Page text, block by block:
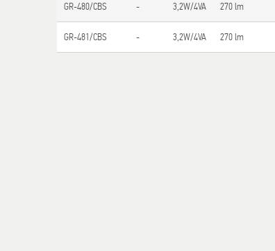
GR-480/CBS - 3,2W/4VA 270 lm
GR-481/CBS - 3,2W/4VA 270 lm